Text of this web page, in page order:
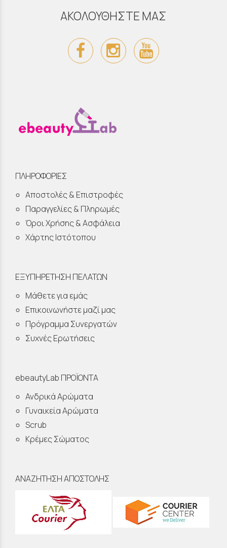
ΑΚΟΛΟΥΘΗΣΤΕ ΜΑΣ
ΠΛΗΡΟΦΟΡΙΕΣ
Αποστολές & Επιστροφές
Παραγγελίες & Πληρωμές
Όροι Χρήσης & Ασφάλεια
Χάρτης Ιστότοπου
ΕΞΥΠΗΡΕΤΗΣΗ ΠΕΛΑΤΩΝ
Μάθετε για εμάς
Επικοινωνήστε μαζί μας
Πρόγραμμα Συνεργατών
Συχνές Ερωτήσεις
ebeautyLab ΠΡΟΪΟΝΤΑ
Ανδρικά Αρώματα
Γυναικεία Αρώματα
Scrub
Κρέμες Σώματος
ΑΝΑΖΗΤΗΣΗ ΑΠΟΣΤΟΛΗΣ